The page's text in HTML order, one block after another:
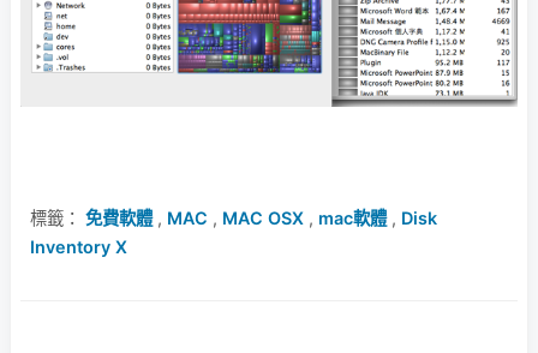
標籤： 免費軟體, MAC , MAC OSX , mac軟體, Disk
Inventory X